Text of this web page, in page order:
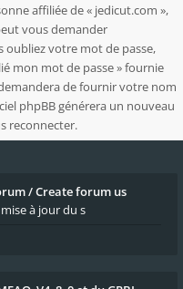
affiliée de « jedicut.com »,
vous demander
oubliez votre mot de passe,
mon mot de passe » fournie
de fournir votre nom
phpBB générera un nouveau
reconnecter.
/ Create forum us
à jour du s